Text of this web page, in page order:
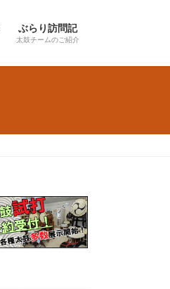
ぶらり訪問記
太鼓チームのご紹介